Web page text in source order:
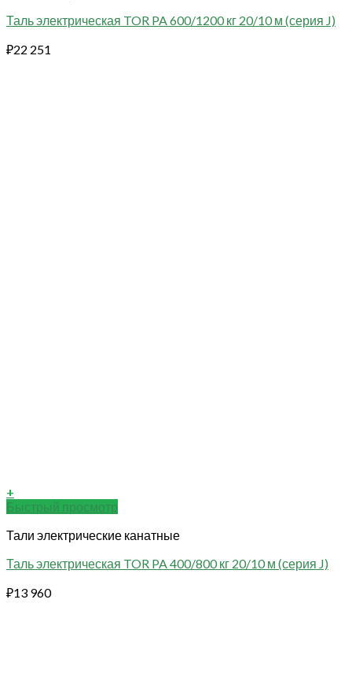
Таль электрическая TOR PA 600/1200 кг 20/10 м (серия J)
₽22 251
+
Быстрый просмотр
Тали электрические канатные
Таль электрическая TOR PA 400/800 кг 20/10 м (серия J)
₽13 960